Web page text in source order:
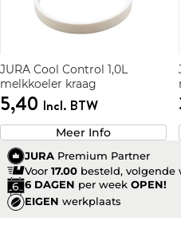
JURA Cool Control 1,0L
melkkoeler kraag
5,40 Incl. BTW
Meer Info
JURA Premium Partner
Voor 17.00 besteld, volgende
6 DAGEN per week OPEN!
EIGEN werkplaats